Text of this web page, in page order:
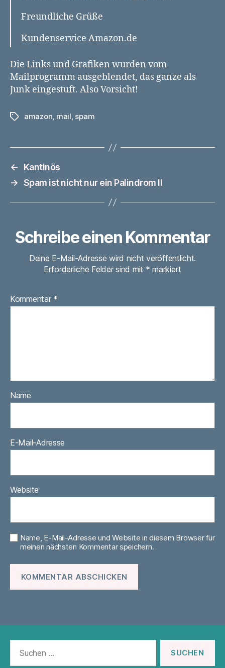
Freundliche Grüße
Kundenservice Amazon.de
Die Links und Grafiken wurden vom
Mailprogramm ausgeblendet, das ganze als
Junk eingestuft. Also Vorsicht!
Schlagwörter
amazon, mail, spam
←
Kantinös
→ Spam ist nicht nur ein Palindrom II
Schreibe einen Kommentar
Deine E-Mail-Adresse wird nicht veröffentlicht.
Erforderliche Felder sind mit * markiert
Kommentar *
Name
E-Mail-Adresse
Website
Name, E-Mail-Adresse und Website in diesem Browser für
meinen nächsten Kommentar speichern.
nach: